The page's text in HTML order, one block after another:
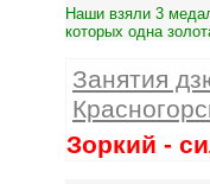
Наши взяли 3
которых одна
Занятия
Зоркий -